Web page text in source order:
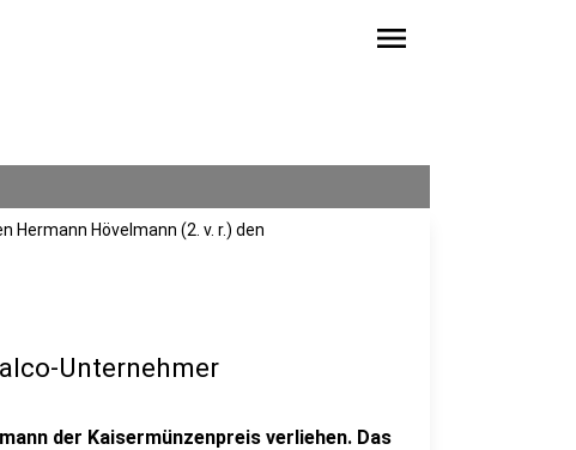
menu
Hermann Hövelmann (2. v. r.) den
Unternehmer
der Kaisermünzenpreis verliehen. Das